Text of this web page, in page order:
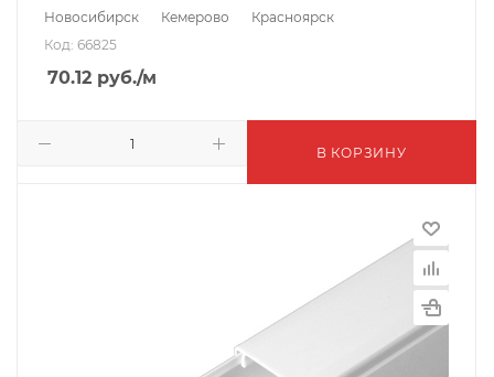
Новосибирск
Кемерово
Красноярск
Код: 66825
70.12 руб./м
В КОРЗИНУ